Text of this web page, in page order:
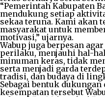
“Pemerintah Kabupaten
mendukung setiap
sekaa teruna. Kami akan
masyarakat untuk
motivasi,” ujarnya.
Wabup juga berpesan
perilaku, menjauhi hal-
minuman keras, tidak
serta menjadi garda
tradisi, dan budaya di
Sebagai bentuk
kesempatan tersebut